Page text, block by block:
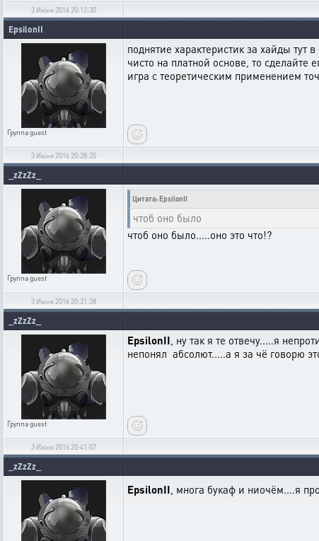
3 Июня 2016 20:12:30
EpsilonII
Группаguest
поднятие характеристик за хайды тут
чисто на платной основе, то
игра с теоретическим применением
3 Июня 2016 20:28:20
_zZzZz_
Группаguest
Цитата: EpsilonII
чтоб оно было
чтоб оно было.....оно это что!?
3 Июня 2016 20:31:38
_zZzZz_
Группаguest
EpsilonII, ну так я те отвечу.....я
непонял абсолют.....а я за чё говорю
3 Июня 2016 20:41:07
_zZzZz_
EpsilonII, многа букаф и ниочём....я